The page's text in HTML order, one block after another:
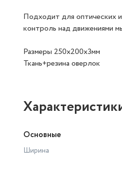
Подходит для оптических
контроль над движениями
Размеры 250х200х3мм
Ткань+резина оверлок
Основные
Ширина